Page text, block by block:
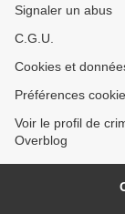
Signaler un abus
C.G.U.
Cookies et
Préférences
Voir le profil de
Overblog